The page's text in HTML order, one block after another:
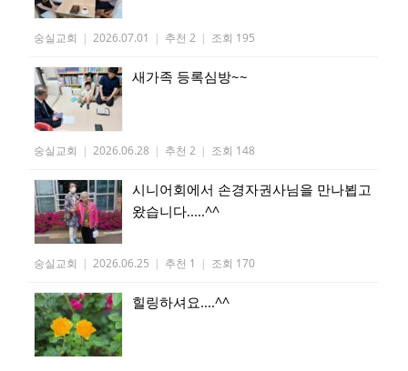
숭실교회 | 2026.07.01 | 추천 2 | 조회 195
새가족 등록심방~~
숭실교회 | 2026.06.28 | 추천 2 | 조회 148
시니어회에서 손경자권사님을 만나뵙고
왔습니다.....^^
숭실교회 | 2026.06.25 | 추천 1 | 조회 170
힐링하셔요....^^